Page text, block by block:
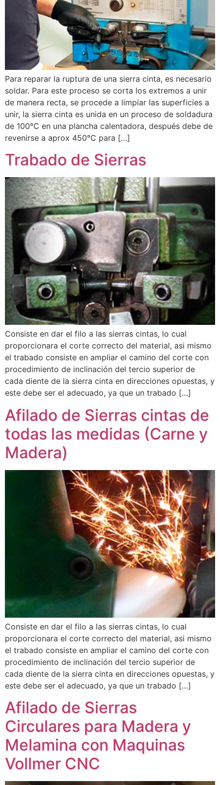
Para reparar la ruptura de una sierra cinta, es necesario
soldar. Para este proceso se corta los extremos a unir
de manera recta, se procede a limpiar las superficies a
unir, la sierra cinta es unida en un proceso de soldadura
de 100°C en una plancha calentadora, después debe de
revenirse a aprox 450°C para […]
Trabado de Sierras
Consiste en dar el filo a las sierras cintas, lo cual
proporcionara el corte correcto del material, asi mismo
el trabado consiste en ampliar el camino del corte con
procedimiento de inclinación del tercio superior de
cada diente de la sierra cinta en direcciones opuestas, y
este debe ser el adecuado, ya que un trabado […]
Afilado de Sierras cintas de
todas las medidas (Carne y
Madera)
Consiste en dar el filo a las sierras cintas, lo cual
proporcionara el corte correcto del material, asi mismo
el trabado consiste en ampliar el camino del corte con
procedimiento de inclinación del tercio superior de
cada diente de la sierra cinta en direcciones opuestas, y
este debe ser el adecuado, ya que un trabado […]
Afilado de Sierras
Circulares para Madera y
Melamina con Maquinas
Vollmer CNC